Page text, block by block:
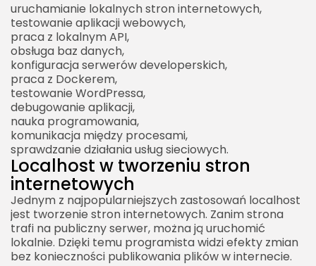
uruchamianie lokalnych stron internetowych,
testowanie aplikacji webowych,
praca z lokalnym API,
obsługa baz danych,
konfiguracja serwerów developerskich,
praca z Dockerem,
testowanie WordPressa,
debugowanie aplikacji,
nauka programowania,
komunikacja między procesami,
sprawdzanie działania usług sieciowych.
Localhost w tworzeniu stron
internetowych
Jednym z najpopularniejszych zastosowań localhost
jest tworzenie stron internetowych. Zanim strona
trafi na publiczny serwer, można ją uruchomić
lokalnie. Dzięki temu programista widzi efekty zmian
bez konieczności publikowania plików w internecie.
Localhost a mikroserwisy
Problemy w lokalnych mikroserwisach
Localhost a konteneryzacja środowiska
developerskiego
Zalety konteneryzacji lokalnej
Localhost a monitoring lokalny
Localhost a poczta lokalna
Dlaczego to przydatne?
Localhost a cache
Problemy z cache na localhost
Localhost a kolejki zadań
Dlaczego kolejki testuje się lokalnie?